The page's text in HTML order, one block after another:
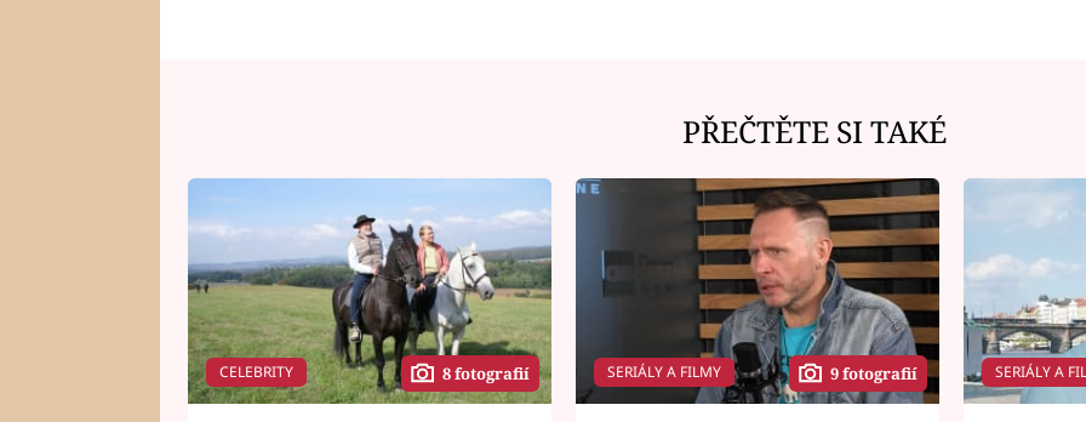
PŘEČTĚTE SI TAKÉ
CELEBRITY 8 fotografií SERIÁLY A FILMY 9 fotografií SERIÁLY A